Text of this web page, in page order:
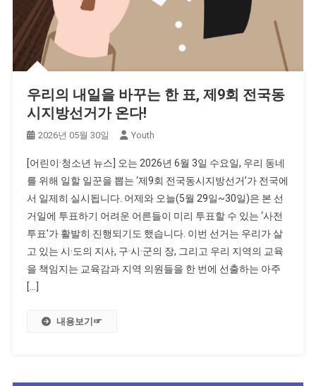
우리의 내일을 바꾸는 한 표, 제9회 전국동
시지방선거가 온다!
2026년 05월 30일 Youth
[어린이·청소년 뉴스] 오는 2026년 6월 3일 수요일, 우리 동네
를 위해 일할 일꾼을 뽑는 ‘제9회 전국동시지방선거’가 전국에
서 일제히 실시됩니다. 어제와 오늘(5월 29일~30일)은 본 선
거일에 투표하기 어려운 어른들이 미리 투표할 수 있는 ‘사전
투표’가 활발히 진행되기도 했습니다. 이번 선거는 우리가 살
고 있는 시·도의 지사, 구·시·군의 장, 그리고 우리 지역의 교육
을 책임지는 교육감과 지역 의원들을 한 번에 선출하는 아주
[…]
내용보기☞